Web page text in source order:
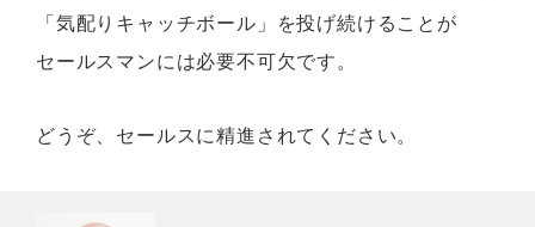
「気配りキャッチボール」を投げ続けることが
セールスマンには必要不可欠です。
どうぞ、セールスに精進されてください。